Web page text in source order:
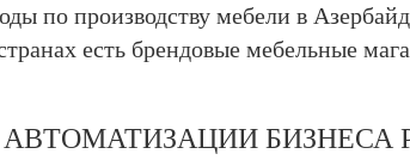
по производству мебели в
есть брендовые мебельные
БИЗНЕСА